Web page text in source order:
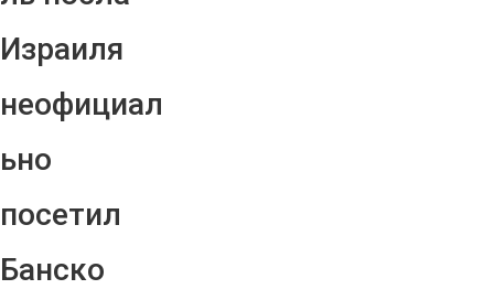
Израиля
неофициал
ьно
посетил
Банско